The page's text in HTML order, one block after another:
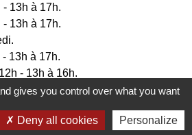
- 13h à 17h.
- 13h à 17h.
13h à 17h.
- 13h à 16h.
gives you control over what you want
Deny all cookies Personalize